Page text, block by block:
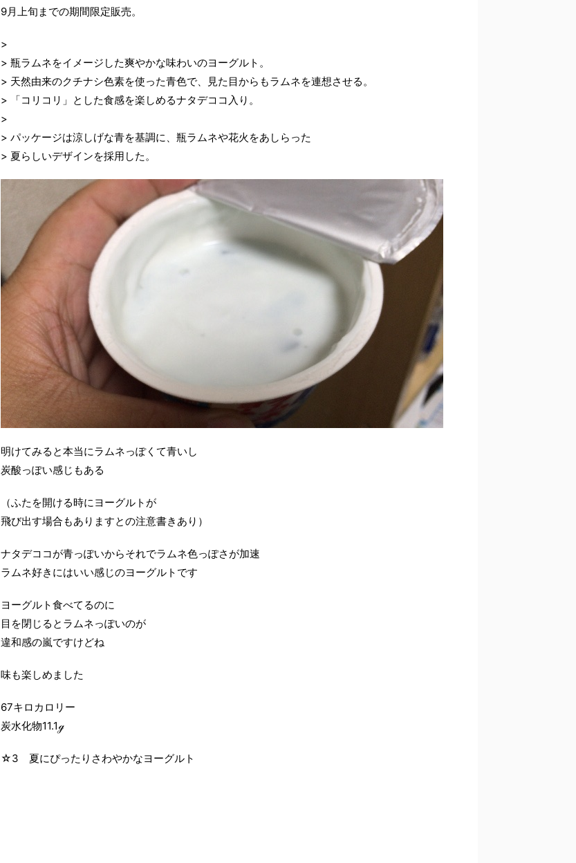
9月上旬までの期間限定販売。
>
> 瓶ラムネをイメージした爽やかな味わいのヨーグルト。
> 天然由来のクチナシ色素を使った青色で、見た目からもラムネを連想させる。
> 「コリコリ」とした食感を楽しめるナタデココ入り。
>
> パッケージは涼しげな青を基調に、瓶ラムネや花火をあしらった
> 夏らしいデザインを採用した。
明けてみると本当にラムネっぽくて青いし
炭酸っぽい感じもある
（ふたを開ける時にヨーグルトが
飛び出す場合もありますとの注意書きあり）
ナタデココが青っぽいからそれでラムネ色っぽさが加速
ラムネ好きにはいい感じのヨーグルトです
ヨーグルト食べてるのに
目を閉じるとラムネっぽいのが
違和感の嵐ですけどね
味も楽しめました
67キロカロリー
炭水化物11.1ℊ
☆3 夏にぴったりさわやかなヨーグルト